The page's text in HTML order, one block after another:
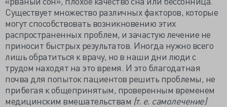
Существует множество различных факторов, которые
могут способствовать возникновению этих
распространенных проблем, и зачастую лечение не
приносит быстрых результатов. Иногда нужно всего
лишь обратиться к врачу, но в наши дни люди с
трудом находят на это время. И это благодатная
почва для попыток пациентов решить проблемы, не
прибегая к общепринятым, проверенным временем
медицинским вмешательствам (т. е. самолечение)